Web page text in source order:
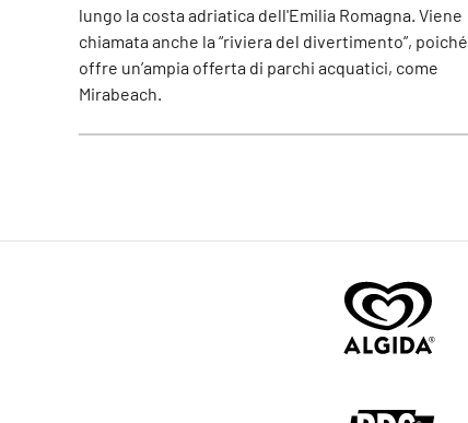
lungo la costa adriatica dell'Emilia Romagna. Viene
chiamata anche la “riviera del divertimento”, poiché
offre un’ampia offerta di parchi acquatici, come
Mirabeach.